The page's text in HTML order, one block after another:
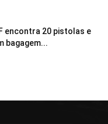
encontra 20 pistolas e
bagagem...